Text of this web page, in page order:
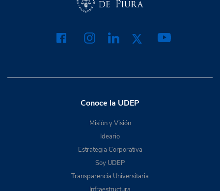
Conoce la UDEP
Misión y Visión
Ideario
Estrategia Corporativa
Soy UDEP
Transparencia Universitaria